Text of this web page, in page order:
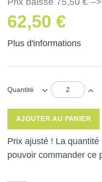
62,50 €
Plus d'informations
Quantité
AJOUTER AU PANIER
Prix ajusté ! La
pouvoir commander ce